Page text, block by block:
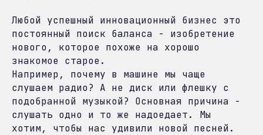
Любой успешный инновационный бизнес это
постоянный поиск баланса - изобретение
нового, которое похоже на хорошо
знакомое старое.
Например, почему в машине мы чаще
слушаем радио? А не диск или флешку с
подобранной музыкой? Основная причина -
слушать одно и то же надоедает. Мы
хотим, чтобы нас удивили новой песней.